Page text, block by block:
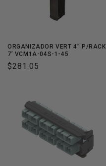
ORGANIZADOR VERT 4” P/RACK
7’ VCM1A-04S-1-45
Precio
$281.05